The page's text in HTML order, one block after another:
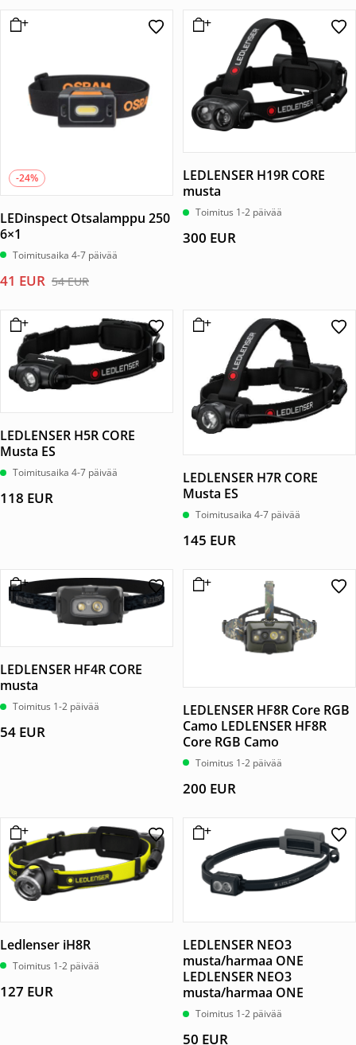
oli:
12 EUR.
on:
9 EUR.
oli:
27 EUR.
on:
18 EUR.
-24%
LEDinspect Otsalamppu 250
6×1
Toimitusaika 4-7 päivää
54EUR
Alkuperäinen
oli:
54 EUR.
41 EUR
Nykyinen
on:
41 EUR.
LEDLENSER H19R CORE
musta
Toimitus 1-2 päivää
300 EUR
LEDLENSER H5R CORE
Musta ES
Toimitusaika 4-7 päivää
118 EUR
LEDLENSER H7R CORE
Musta ES
Toimitusaika 4-7 päivää
145 EUR
LEDLENSER HF4R CORE
musta
Toimitus 1-2 päivää
54 EUR
LEDLENSER HF8R Core RGB
Camo LEDLENSER HF8R
Core RGB Camo
Toimitus 1-2 päivää
200 EUR
Ledlenser iH8R
Toimitus 1-2 päivää
127 EUR
LEDLENSER NEO3
musta/harmaa ONE
LEDLENSER NEO3
musta/harmaa ONE
Toimitus 1-2 päivää
50 EUR